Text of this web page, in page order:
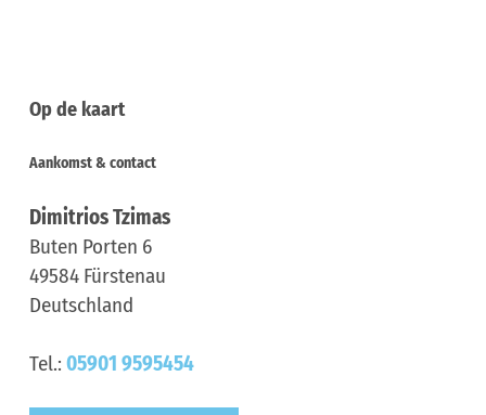
Op de kaart
Aankomst & contact
Dimitrios Tzimas
Buten Porten 6
49584 Fürstenau
Deutschland
Tel.: 05901 9595454